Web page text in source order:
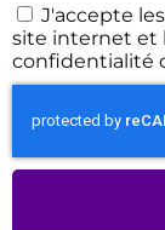
J'accepte
site internet et
confidentialité